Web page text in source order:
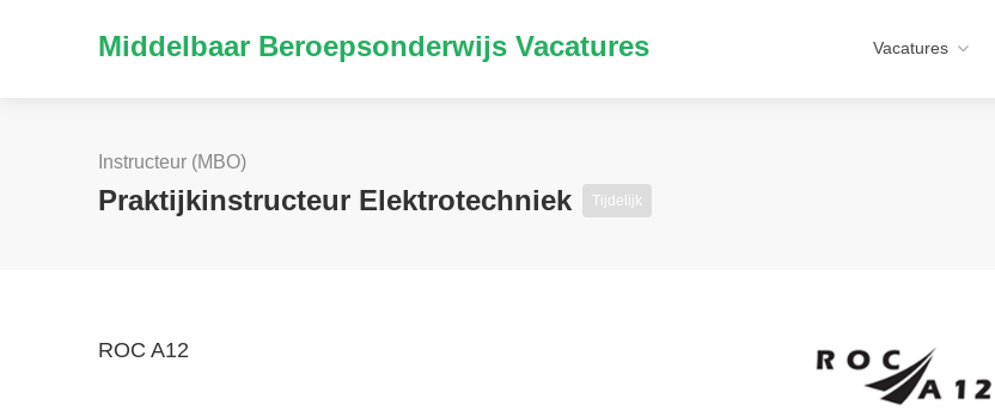
Middelbaar Beroepsonderwijs Vacatures Vacatures
Instructeur (MBO)
Praktijkinstructeur Elektrotechniek Tijdelijk
ROC A12